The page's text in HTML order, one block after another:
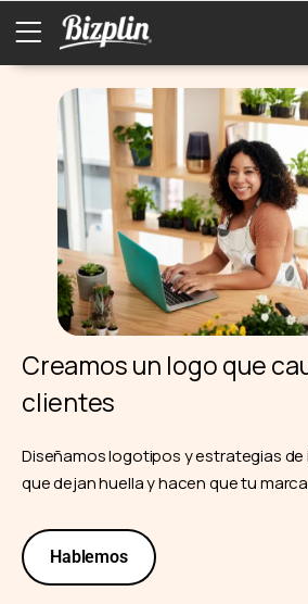
Creamos un logo que
clientes
Diseñamos logotipos y estrategias
que dejan huella y hacen que tu
Hablemos